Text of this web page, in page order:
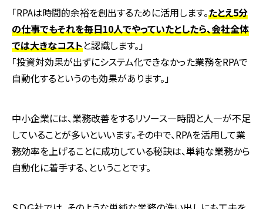
「RPAは時間的余裕を創出するために活用します。たとえ5分
の仕事でもそれを毎日10人でやっていたとしたら、会社全体
では大きなコストと認識します。」
「投資対効果が出ずにシステム化できなかった業務をRPAで
自動化するというのも効果があります。」
中小企業には、業務改善をするリソース―時間と人―が不足
していることが多いといいます。その中で、RPAを活用して業
務効率を上げることに成功している秘訣は、単純な業務から
自動化に着手する、ということです。